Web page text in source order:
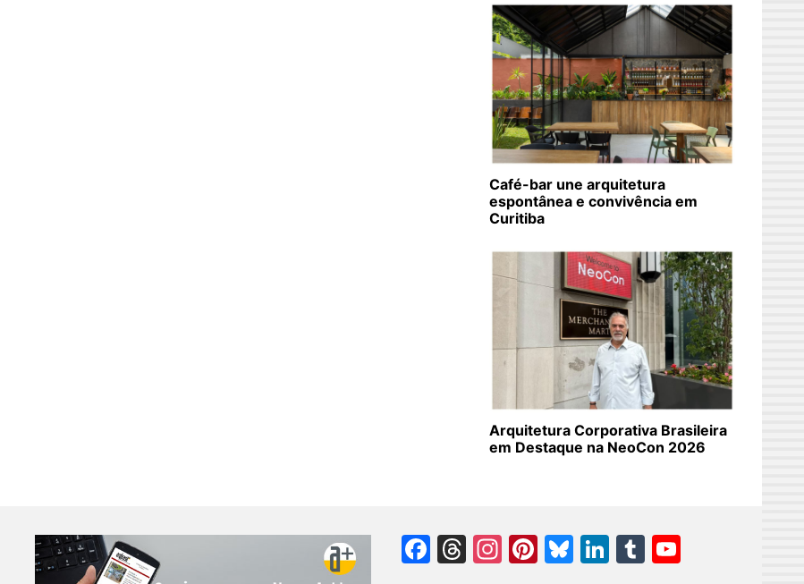
Café-bar une arquitetura
espontânea e convivência em
Curitiba
Arquitetura Corporativa Brasileira
em Destaque na NeoCon 2026
Facebook
Threads
Instagram
Pinterest
Bluesky
LinkedIn
Tumblr